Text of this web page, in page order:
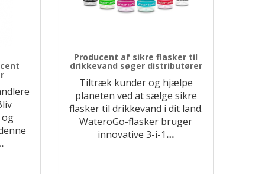
Producent af sikre flasker til
drikkevand søger distributører
Tiltræk kunder og hjælpe
planeten ved at sælge sikre
flasker til drikkevand i dit land.
WateroGo-flasker bruger
innovative 3-i-1…